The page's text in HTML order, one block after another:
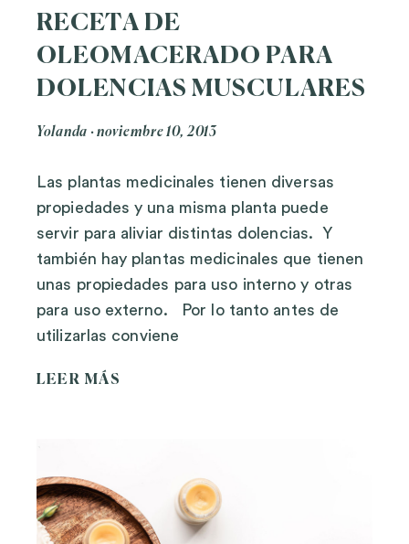
RECETA DE
OLEOMACERADO PARA
DOLENCIAS MUSCULARES
Yolanda noviembre 10, 2013
Las plantas medicinales tienen diversas
propiedades y una misma planta puede
servir para aliviar distintas dolencias. Y
también hay plantas medicinales que tienen
unas propiedades para uso interno y otras
para uso externo. Por lo tanto antes de
utilizarlas conviene
LEER MÁS